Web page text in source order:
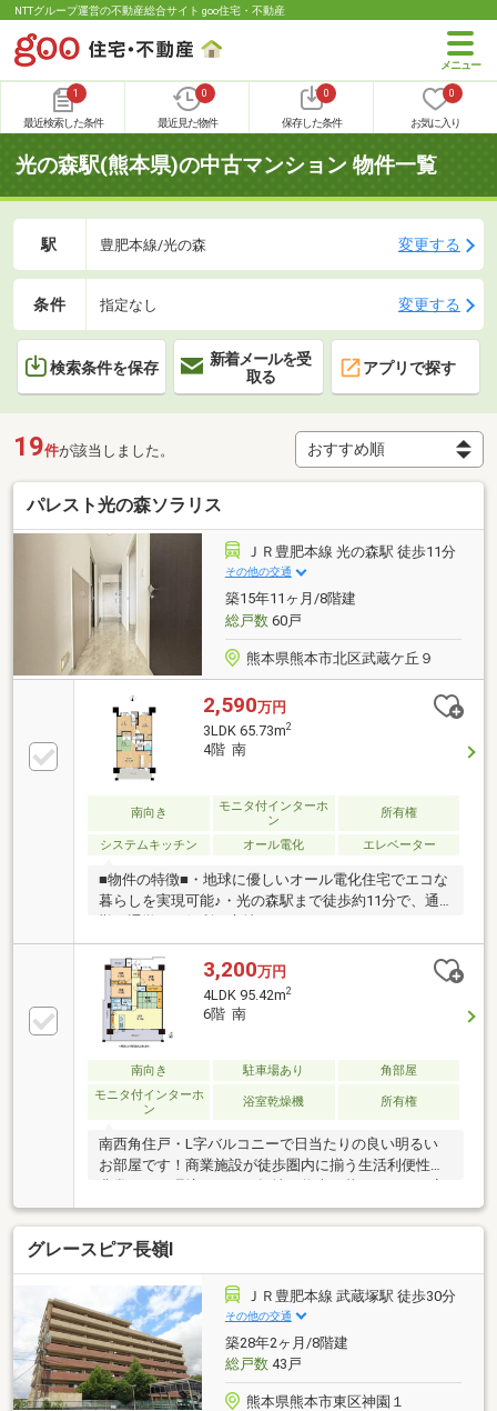
NTTグループ運営の不動産総合サイト goo住宅・不動産
1
最近検索した条件
0
最近見た物件
0
保存した条件
0
お気に入り
光の森駅(熊本県)の中古マンション 物件一覧
駅 豊肥本線/光の森 変更する
条件 指定なし 変更する
検索条件を保存
新着メールを受
取る
アプリで探す
19件が該当しました。
パレスト光の森ソラリス
ＪＲ豊肥本線 光の森駅 徒歩11分
その他の交通
築15年11ヶ月/8階建
総戸数60戸
熊本県熊本市北区武蔵ケ丘９
2,590万円
3LDK 65.73m2
4階 南
南向き
モニタ付インターホ
ン
所有権
システムキッチン オール電化 エレベーター
■物件の特徴■・地球に優しいオール電化住宅でエコな
暮らしを実現可能♪・光の森駅まで徒歩約11分で、通
勤・通学にも便利な立地です♪・オートロック＋TVイ
ンターホン完備で、防犯面にも配慮された安心の住ま
いです♪・WICやパントリーなどの収納スペースが充実
しています♪・エレベーター付きで、毎日の移動も
楽々♪・宅配ボックス完備で、不在時でも荷物の受け
取りが可能です♪■周辺環境■武蔵小学校 徒歩約16分
武蔵中学校 徒歩約11分JR豊肥本線「光の森」駅 徒
歩約11分■ご内覧・ご来店 ご希望のお客様へ■ご来
店・ご案内可能でございます！ご希望のお日にちをお
気軽にご連絡下さいませ♪
3,200万円
4LDK 95.42m2
6階 南
南向き 駐車場あり
角部屋
モニタ付インターホ
ン
浴室乾燥機 所有権
南西角住戸・L字バルコニーで日当たりの良い明るい
お部屋です！商業施設が徒歩圏内に揃う生活利便性が
非常によい環境です。平坦地で将来も暮らしやすく安
心。さらにオール電化で光熱費を一本化できるのも嬉
しいポイント 住環境と交通利便性を兼ね備えたバラ
ンスの良いマンションです！オススメポイント・95.42
㎡（4LDK）・角住戸・広々L字バルコニー・キッチン
横洗面所で家事動線◎・勝手口付き・オール電化・続
き和室でリビングが広々使えます・全室収納有り・浴
室窓付きで換気◎・駐車場一台確保可・ペット飼育可
◎お気軽にお問い合わせください。
グレースピア長嶺Ⅰ
ＪＲ豊肥本線 武蔵塚駅 徒歩30分
その他の交通
築28年2ヶ月/8階建
総戸数43戸
熊本県熊本市東区神園１